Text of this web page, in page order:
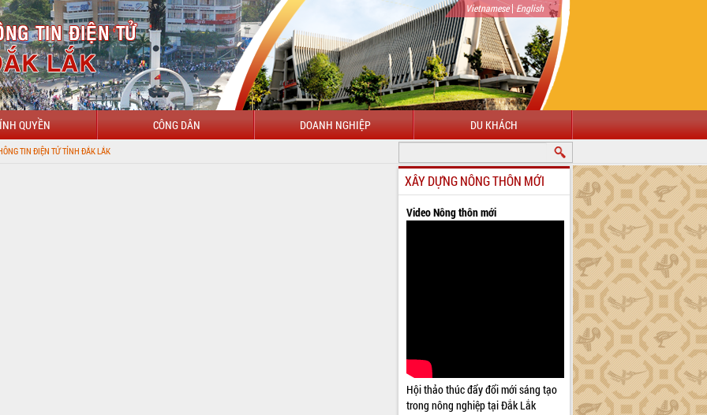
Vietnamese| English
QUYỀN CÔNG DÂN DOANH NGHIỆP DU KHÁCH
ĐẮK LẮK
XÂY DỰNG NÔNG THÔN MỚI
Video Nông thôn mới
Hội thảo thúc đẩy đổi mới sáng tạo
trong nông nghiệp tại Đắk Lắk